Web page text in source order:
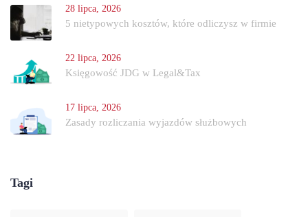
28 lipca, 2026
5 nietypowych kosztów, które odliczysz w firmie
22 lipca, 2026
Księgowość JDG w Legal&Tax
17 lipca, 2026
Zasady rozliczania wyjazdów służbowych
Tagi